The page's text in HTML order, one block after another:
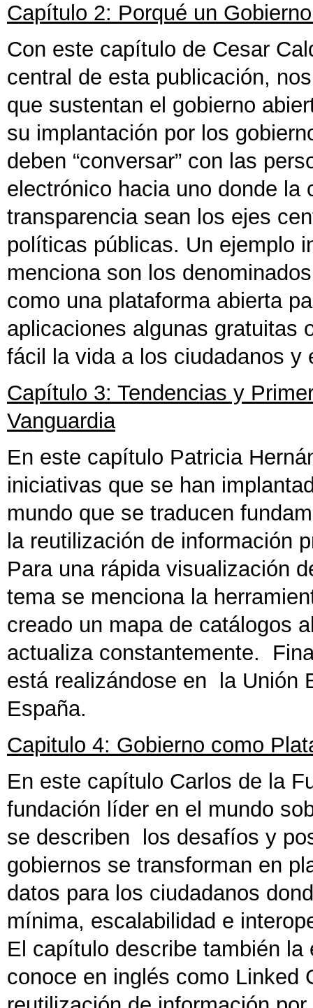
Capítulo 2: Porqué un
Con este capítulo de Cesar
central de esta publicación,
que sustentan el gobierno
su implantación por los
deben “conversar” con las
electrónico hacia uno donde
transparencia sean los ejes
políticas públicas. Un ejemplo
menciona son los
como una plataforma abierta
aplicaciones algunas gratuitas
fácil la vida a los ciudadanos y
Capítulo 3: Tendencias y
Vanguardia
En este capítulo Patricia
iniciativas que se han
mundo que se traducen
la reutilización de información
Para una rápida visualización
tema se menciona la
creado un mapa de catálogos
actualiza constantemente.
está realizándose en la Unión
España.
Capitulo 4: Gobierno como
En este capítulo Carlos de la
fundación líder en el mundo
se describen los desafíos y
gobiernos se transforman en
datos para los ciudadanos
mínima, escalabilidad e
El capítulo describe también
conoce en inglés como Linked